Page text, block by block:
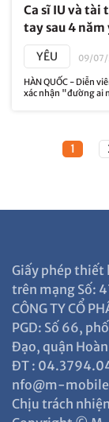
Ca sĩ IU và tài
tay sau 4 năm
YÊU 09/07/
HÀN QUỐC - Diễn
xác nhận "đường ai
1
Giấy phép
trên mạng Số:
CÔNG TY CỔ
PGD: Số 66,
Đạo, quận
ĐT :
nfo@m-
Chịu trách